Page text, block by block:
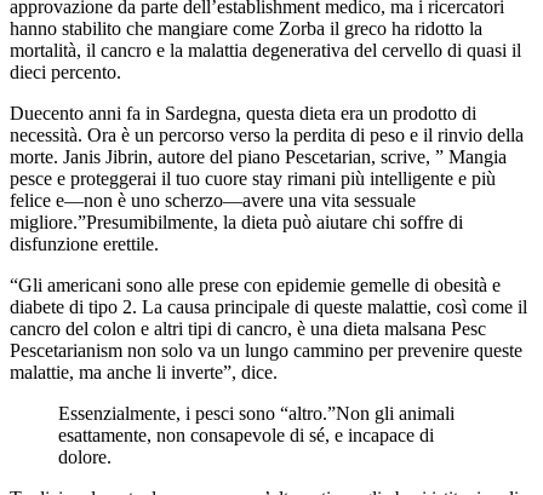
approvazione da parte dell’establishment medico, ma i ricercatori
hanno stabilito che mangiare come Zorba il greco ha ridotto la
mortalità, il cancro e la malattia degenerativa del cervello di quasi il
dieci percento.
Duecento anni fa in Sardegna, questa dieta era un prodotto di
necessità. Ora è un percorso verso la perdita di peso e il rinvio della
morte. Janis Jibrin, autore del piano Pescetarian, scrive, ” Mangia
pesce e proteggerai il tuo cuore stay rimani più intelligente e più
felice e—non è uno scherzo—avere una vita sessuale
migliore.”Presumibilmente, la dieta può aiutare chi soffre di
disfunzione erettile.
“Gli americani sono alle prese con epidemie gemelle di obesità e
diabete di tipo 2. La causa principale di queste malattie, così come il
cancro del colon e altri tipi di cancro, è una dieta malsana Pesc
Pescetarianism non solo va un lungo cammino per prevenire queste
malattie, ma anche li inverte”, dice.
Essenzialmente, i pesci sono “altro.”Non gli animali
esattamente, non consapevole di sé, e incapace di
dolore.